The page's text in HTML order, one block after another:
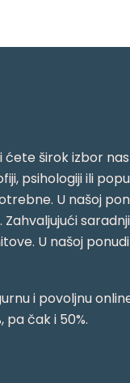
širok izbor
psihologiji ili
U našoj
U našoj
i povoljnu
pa čak i 50%.